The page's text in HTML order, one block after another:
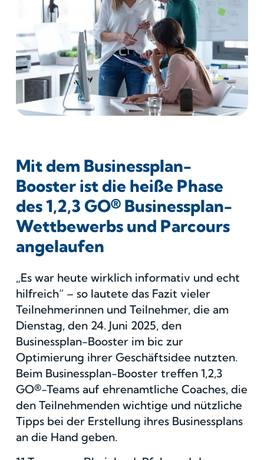
Mit dem Businessplan-
Booster ist die heiße Phase
des 1,2,3 GO® Businessplan-
Wettbewerbs und Parcours
angelaufen
„Es war heute wirklich informativ und echt
hilfreich“ – so lautete das Fazit vieler
Teilnehmerinnen und Teilnehmer, die am
Dienstag, den 24. Juni 2025, den
Businessplan-Booster im bic zur
Optimierung ihrer Geschäftsidee nutzten.
Beim Businessplan-Booster treffen 1,2,3
GO®-Teams auf ehrenamtliche Coaches, die
den Teilnehmenden wichtige und nützliche
Tipps bei der Erstellung ihres Businessplans
an die Hand geben.